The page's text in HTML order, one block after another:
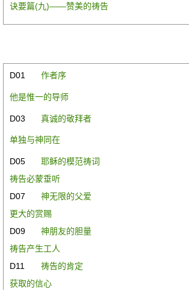
诀要篇(九)——赞美的祷告
D01 作者序
他是惟一的导师
D03 真诚的敬拜者
单独与神同在
D05 耶稣的模范祷词
祷告必蒙垂听
D07
神无限的父爱
更大的赏赐
D09
神朋友的胆量
祷告产生工人
D11
祷告的肯定
获取的信心